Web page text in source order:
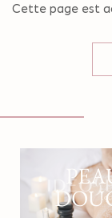
Cette page est